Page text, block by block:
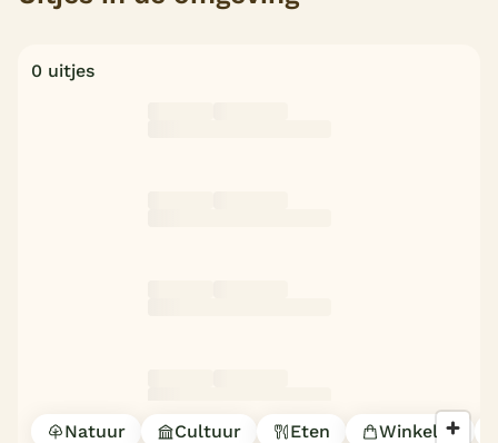
0 uitjes
Natuur Cultuur Eten Winkelen